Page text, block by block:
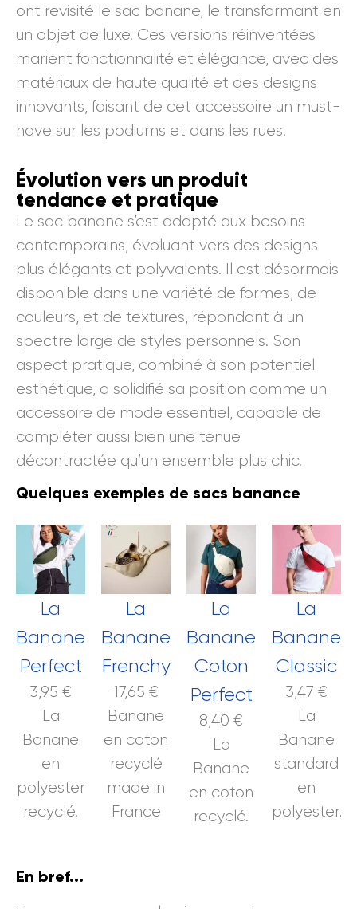
ont revisité le sac banane, le transformant en
un objet de luxe. Ces versions réinventées
marient fonctionnalité et élégance, avec des
matériaux de haute qualité et des designs
innovants, faisant de cet accessoire un must-
have sur les podiums et dans les rues.
Évolution vers un produit
tendance et pratique
Le sac banane s’est adapté aux besoins
contemporains, évoluant vers des designs
plus élégants et polyvalents. Il est désormais
disponible dans une variété de formes, de
couleurs, et de textures, répondant à un
spectre large de styles personnels. Son
aspect pratique, combiné à son potentiel
esthétique, a solidifié sa position comme un
accessoire de mode essentiel, capable de
compléter aussi bien une tenue
décontractée qu’un ensemble plus chic.
Quelques exemples de sacs banance
La
Banane
Perfect
3,95 €
La
Banane
en
polyester
recyclé.
La
Banane
Frenchy
17,65 €
Banane
en coton
recyclé
made in
France
La
Banane
Coton
Perfect
8,40 €
La
Banane
en coton
recyclé.
La
Banane
Classic
3,47 €
La
Banane
standard
en
polyester.
En bref...